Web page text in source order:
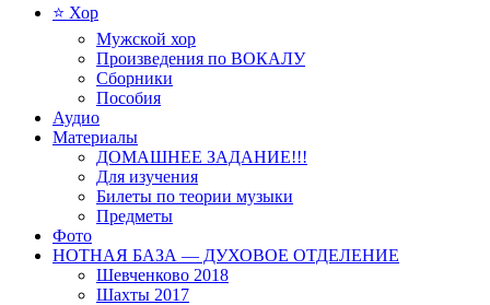
⭐ Хор
Мужской хор
Произведения по ВОКАЛУ
Сборники
Пособия
Аудио
Материалы
ДОМАШНЕЕ ЗАДАНИЕ!!!
Для изучения
Билеты по теории музыки
Предметы
Фото
НОТНАЯ БАЗА — ДУХОВОЕ ОТДЕЛЕНИЕ
Шевченково 2018
Шахты 2017